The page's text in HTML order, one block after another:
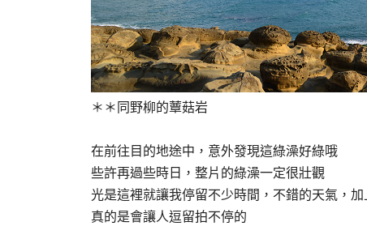
＊＊同野柳的蕈菇岩
在前往目的地途中，意外發現這綠澡好綠哦
些許再過些時日，整片的綠澡一定很壯觀
光是這裡就讓我停留不少時間，不錯的天氣，加
真的是會讓人逗留拍不停的